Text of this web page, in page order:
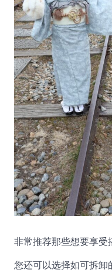
非常推荐那些想要享受
您还可以选择如可拆